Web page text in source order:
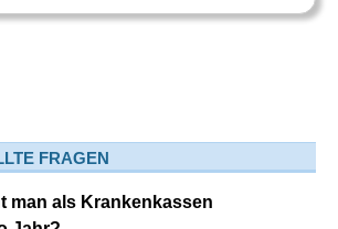
FRAGEN
man als Krankenkassen